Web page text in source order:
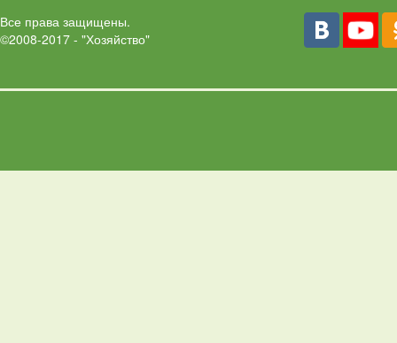
Все права защищены.
©2008-2017 - "Хозяйство"